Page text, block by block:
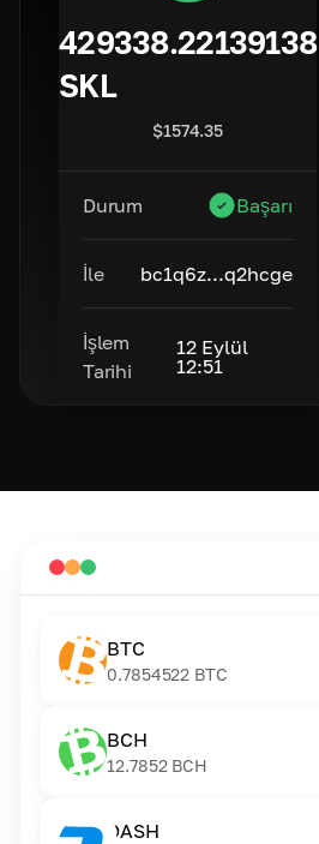
429338.22139138
SKL
$1574.35
Durum Başarı
İle bc1q6z...q2hcge
İşlem
Tarihi
12 Eylül
12:51
BTC
0.7854522 BTC
BCH
12.7852 BCH
DASH